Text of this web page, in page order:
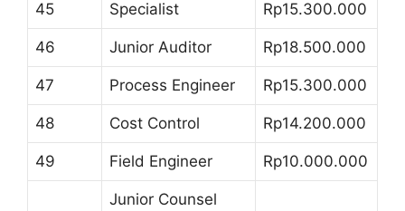
45 Specialist Rp15.300.000
46 Junior Auditor Rp18.500.000
47 Process Engineer Rp15.300.000
48 Cost Control Rp14.200.000
49 Field Engineer Rp10.000.000
Junior Counsel